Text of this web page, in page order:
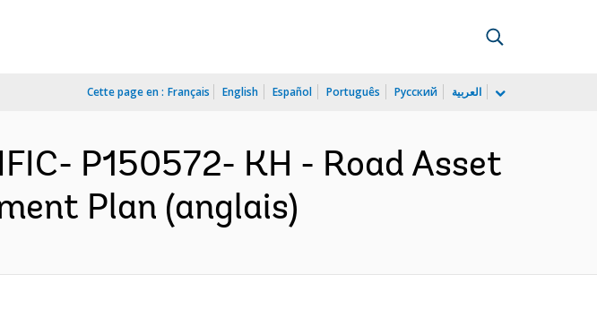
Cette page en : Français English Español Português Русский العربية
P150572- KH - Road Asset
Plan (anglais)